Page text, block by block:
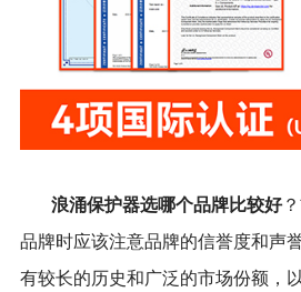
浪涌保护器选哪个品牌比较好
品牌时应该注意品牌的信誉度和声
有较长的历史和广泛的市场份额，